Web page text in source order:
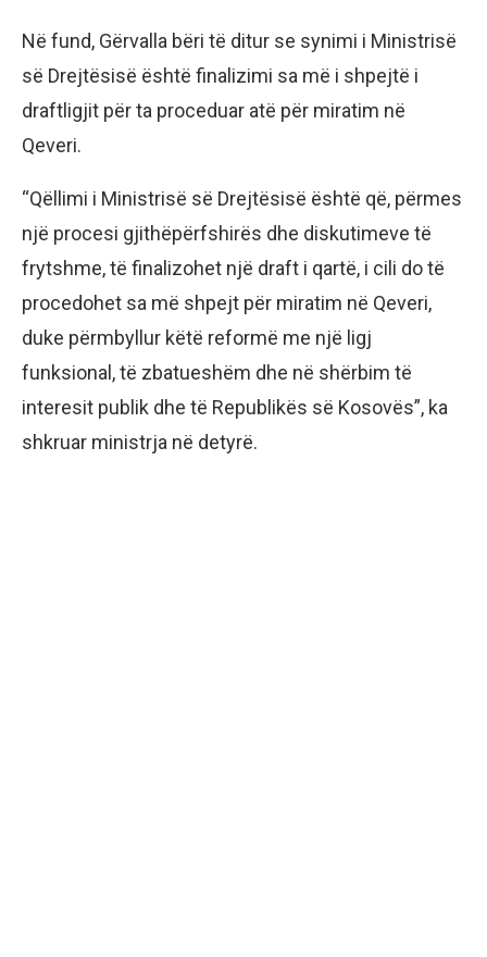
Në fund, Gërvalla bëri të ditur se synimi i Ministrisë
së Drejtësisë është finalizimi sa më i shpejtë i
draftligjit për ta proceduar atë për miratim në
Qeveri.
“Qëllimi i Ministrisë së Drejtësisë është që, përmes
një procesi gjithëpërfshirës dhe diskutimeve të
frytshme, të finalizohet një draft i qartë, i cili do të
procedohet sa më shpejt për miratim në Qeveri,
duke përmbyllur këtë reformë me një ligj
funksional, të zbatueshëm dhe në shërbim të
interesit publik dhe të Republikës së Kosovës”, ka
shkruar ministrja në detyrë.